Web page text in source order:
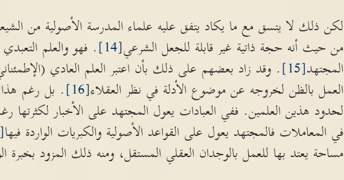
لكن ذلك لا يتسق مع ما يكاد يتفق عليه علماء المدرسة الأصولية من
من حيث أنه حجة ذاتية غير قابلة للجعل الشرعي[14]
. فهو والعلم
المجتهد[15]
. وقد زاد بعضهم على ذلك بأن اعتبر العلم العادي
العمل بالظن لخروجه عن موضوع الأدلة في نظر العقلاء[16]
. بل رغم هذا
لحدود هذين العلمين. ففي العبادات يعول المجتهد على الأخبار لكثرتها
في المعاملات فالمجتهد يعول على القواعد الأصولية والكبريات الواردة فيها[17]
مساحة يعتد بها للعمل بالوجدان العقلي المستقل، ومنه ذلك المزود بخبرة